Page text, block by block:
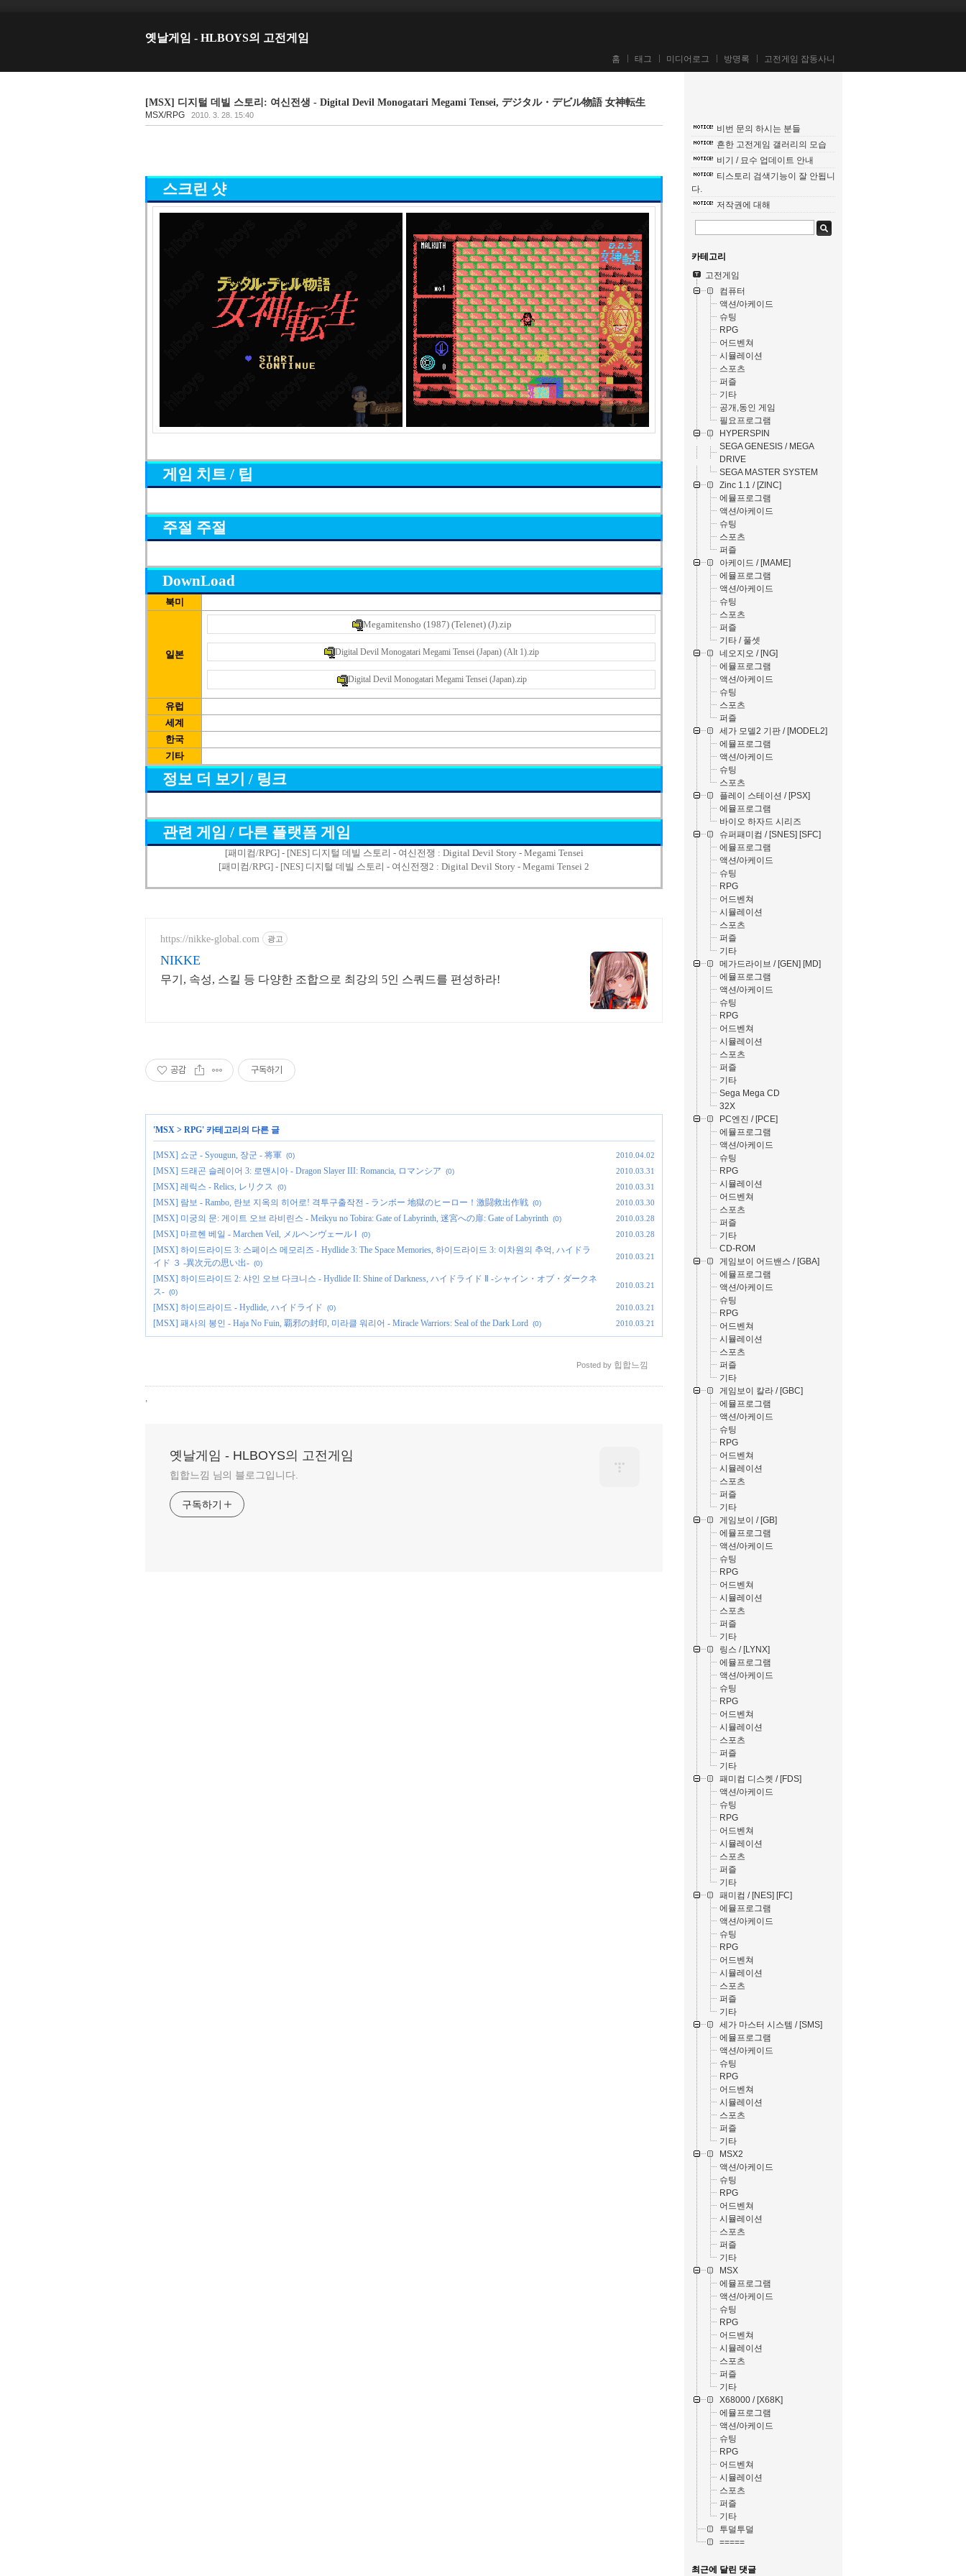
옛날게임 - HLBOYS의 고전게임
홈 태그 미디어로그 방명록 고전게임 잡동사니
[MSX] 디지털 데빌 스토리: 여신전생 - Digital Devil Monogatari Megami Tensei, デジタル・デビル物語 女神転生
MSX/RPG 2010. 3. 28. 15:40
스크린 샷
게임 치트 / 팁
주절 주절
DownLoad
북미
일본
Megamitensho (1987) (Telenet) (J).zip
Digital Devil Monogatari Megami Tensei (Japan) (Alt 1).zip
Digital Devil Monogatari Megami Tensei (Japan).zip
유럽
세계
한국
기타
정보 더 보기 / 링크
관련 게임 / 다른 플랫폼 게임
[패미컴/RPG] - [NES] 디지털 데빌 스토리 - 여신전쟁 : Digital Devil Story - Megami Tensei
[패미컴/RPG] - [NES] 디지털 데빌 스토리 - 여신전쟁2 : Digital Devil Story - Megami Tensei 2
https://nikke-global.com 광고
NIKKE
무기, 속성, 스킬 등 다양한 조합으로 최강의 5인 스쿼드를 편성하라!
공감 구독하기
'MSX > RPG' 카테고리의 다른 글
[MSX] 쇼군 - Syougun, 장군 - 将軍 (0) 2010.04.02
[MSX] 드래곤 슬레이어 3: 로맨시아 - Dragon Slayer III: Romancia, ロマンシア (0) 2010.03.31
[MSX] 레릭스 - Relics, レリクス (0) 2010.03.31
[MSX] 람보 - Rambo, 란보 지옥의 히어로! 격투구출작전 - ランボー 地獄のヒーロー！激闘救出作戦 (0) 2010.03.30
[MSX] 미궁의 문: 게이트 오브 라비린스 - Meikyu no Tobira: Gate of Labyrinth, 迷宮への扉: Gate of Labyrinth (0) 2010.03.28
[MSX] 마르헨 베일 - Marchen Veil, メルヘンヴェール Ⅰ (0) 2010.03.28
[MSX] 하이드라이드 3: 스페이스 메모리즈 - Hydlide 3: The Space Memories, 하이드라이드 3: 이차원의 추억, ハイドラ
イド ３ -異次元の思い出- (0)
2010.03.21
[MSX] 하이드라이드 2: 샤인 오브 다크니스 - Hydlide II: Shine of Darkness, ハイドライド Ⅱ -シャイン・オブ・ダークネ
ス- (0)
2010.03.21
[MSX] 하이드라이드 - Hydlide, ハイドライド (0) 2010.03.21
[MSX] 패사의 봉인 - Haja No Fuin, 覇邪の封印, 미라클 워리어 - Miracle Warriors: Seal of the Dark Lord (0) 2010.03.21
Posted by 힙합느낌
,
옛날게임 - HLBOYS의 고전게임
힙합느낌 님의 블로그입니다.
구독하기
비번 문의 하시는 분들
흔한 고전게임 갤러리의 모습
비기 / 묘수 업데이트 안내
티스토리 검색기능이 잘 안됩니
다.
저작권에 대해
카테고리
고전게임
컴퓨터
액션/아케이드
슈팅
RPG
어드벤쳐
시뮬레이션
스포츠
퍼즐
기타
공개,동인 게임
필요프로그램
HYPERSPIN
SEGA GENESIS / MEGA
DRIVE
SEGA MASTER SYSTEM
Zinc 1.1 / [ZINC]
에뮬프로그램
액션/아케이드
슈팅
스포츠
퍼즐
아케이드 / [MAME]
에뮬프로그램
액션/아케이드
슈팅
스포츠
퍼즐
기타 / 풀셋
네오지오 / [NG]
에뮬프로그램
액션/아케이드
슈팅
스포츠
퍼즐
세가 모델2 기판 / [MODEL2]
에뮬프로그램
액션/아케이드
슈팅
스포츠
플레이 스테이션 / [PSX]
에뮬프로그램
바이오 하자드 시리즈
슈퍼패미컴 / [SNES] [SFC]
에뮬프로그램
액션/아케이드
슈팅
RPG
어드벤쳐
시뮬레이션
스포츠
퍼즐
기타
메가드라이브 / [GEN] [MD]
에뮬프로그램
액션/아케이드
슈팅
RPG
어드벤쳐
시뮬레이션
스포츠
퍼즐
기타
Sega Mega CD
32X
PC엔진 / [PCE]
에뮬프로그램
액션/아케이드
슈팅
RPG
시뮬레이션
어드벤쳐
스포츠
퍼즐
기타
CD-ROM
게임보이 어드밴스 / [GBA]
에뮬프로그램
액션/아케이드
슈팅
RPG
어드벤쳐
시뮬레이션
스포츠
퍼즐
기타
게임보이 칼라 / [GBC]
에뮬프로그램
액션/아케이드
슈팅
RPG
어드벤쳐
시뮬레이션
스포츠
퍼즐
기타
게임보이 / [GB]
에뮬프로그램
액션/아케이드
슈팅
RPG
어드벤쳐
시뮬레이션
스포츠
퍼즐
기타
링스 / [LYNX]
에뮬프로그램
액션/아케이드
슈팅
RPG
어드벤쳐
시뮬레이션
스포츠
퍼즐
기타
패미컴 디스켓 / [FDS]
액션/아케이드
슈팅
RPG
어드벤쳐
시뮬레이션
스포츠
퍼즐
기타
패미컴 / [NES] [FC]
에뮬프로그램
액션/아케이드
슈팅
RPG
어드벤쳐
시뮬레이션
스포츠
퍼즐
기타
세가 마스터 시스템 / [SMS]
에뮬프로그램
액션/아케이드
슈팅
RPG
어드벤쳐
시뮬레이션
스포츠
퍼즐
기타
MSX2
액션/아케이드
슈팅
RPG
어드벤쳐
시뮬레이션
스포츠
퍼즐
기타
MSX
에뮬프로그램
액션/아케이드
슈팅
RPG
어드벤쳐
시뮬레이션
스포츠
퍼즐
기타
X68000 / [X68K]
에뮬프로그램
액션/아케이드
슈팅
RPG
어드벤쳐
시뮬레이션
스포츠
퍼즐
기타
투덜투덜
=====
최근에 달린 댓글